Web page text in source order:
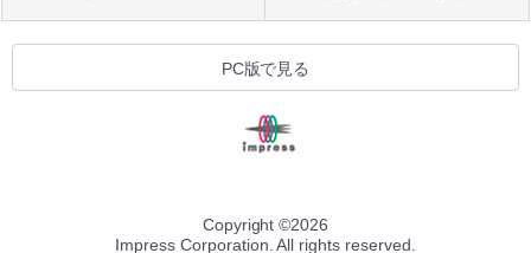
PC版で見る
Copyright ©2026
Impress Corporation. All rights reserved.